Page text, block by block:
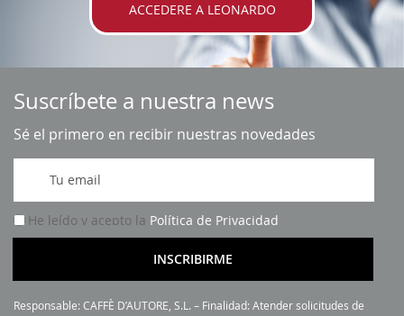
ACCEDERE A LEONARDO
Suscríbete a nuestra news
Sé el primero en recibir nuestras novedades
INSCRIBIRME
He leído y acepto la Política de Privacidad
Responsable: CAFFÈ D’AUTORE, S.L. – Finalidad: Atender solicitudes de